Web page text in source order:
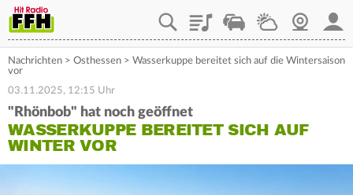
PlaylistStaupilotWetterWebcam
Nachrichten > Osthessen > Wasserkuppe bereitet sich auf die Wintersaison
vor
03.11.2025, 12:15 Uhr
"Rhönbob" hat noch geöffnet
WASSERKUPPE BEREITET SICH AUF
WINTER VOR